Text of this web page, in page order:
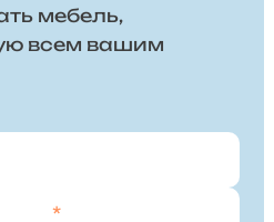
мебель,
всем вашим
*